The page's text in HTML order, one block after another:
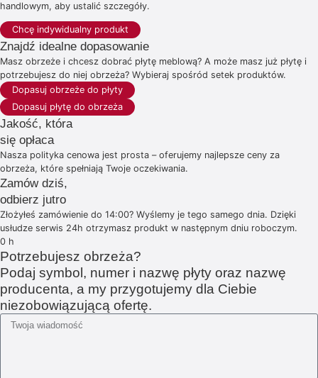
handlowym, aby ustalić szczegóły.
Chcę indywidualny produkt
Znajdź idealne dopasowanie
Masz obrzeże i chcesz dobrać płytę meblową? A może masz już płytę i
potrzebujesz do niej obrzeża? Wybieraj spośród setek produktów.
Dopasuj obrzeże do płyty
Dopasuj płytę do obrzeża
Jakość, która
się opłaca
Nasza polityka cenowa jest prosta – oferujemy najlepsze ceny za
obrzeża, które spełniają Twoje oczekiwania.
Zamów dziś,
odbierz jutro
Złożyłeś zamówienie do 14:00? Wyślemy je tego samego dnia. Dzięki
usłudze serwis 24h otrzymasz produkt w następnym dniu roboczym.
0 h
Potrzebujesz obrzeża?
Podaj symbol, numer i nazwę płyty oraz nazwę
producenta, a my przygotujemy dla Ciebie
niezobowiązującą ofertę.